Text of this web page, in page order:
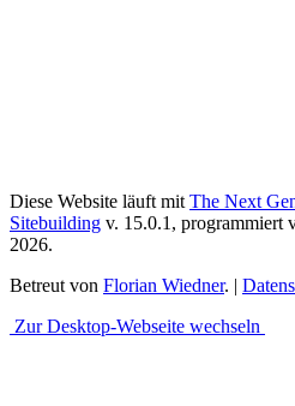
Diese Website läuft mit The Next
Sitebuilding v. 15.0.1,
2026.
Betreut von Florian Wiedner. |
Zur Desktop-Webseite wechseln